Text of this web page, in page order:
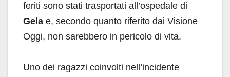
feriti sono stati trasportati all’ospedale di
Gela e, secondo quanto riferito dai Visione
Oggi, non sarebbero in pericolo di vita.
Uno dei ragazzi coinvolti nell’incidente